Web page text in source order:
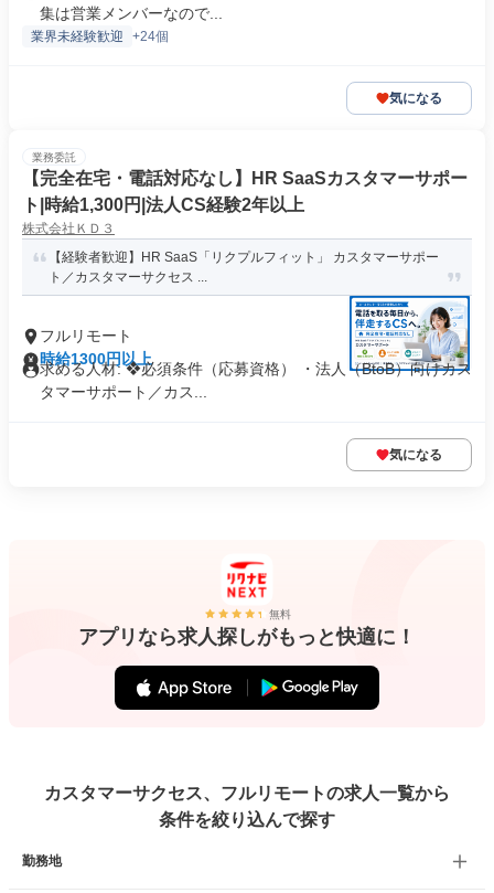
集は営業メンバーなので...
業界未経験歓迎 +24個
気になる
業務委託
【完全在宅・電話対応なし】HR SaaSカスタマーサポー
ト|時給1,300円|法人CS経験2年以上
株式会社ＫＤ３
【経験者歓迎】HR SaaS「リクプルフィット」 カスタマーサポー
ト／カスタマーサクセス ...
フルリモート
時給1300円以上
求める人材: ❖必須条件（応募資格） ・法人（BtoB）向けカス
タマーサポート／カス...
気になる
無料
アプリなら求人探しがもっと快適に！
カスタマーサクセス、フルリモートの求人一覧から
条件を絞り込んで探す
勤務地